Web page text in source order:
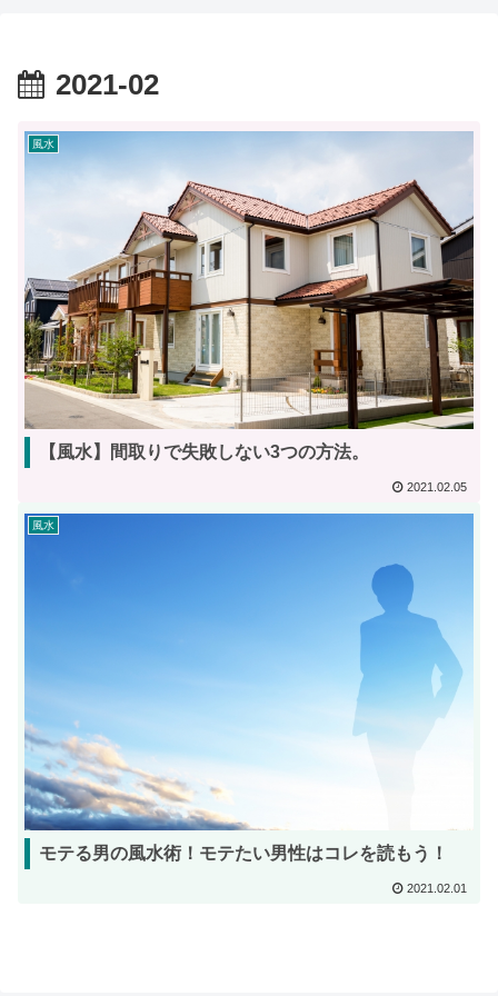
2021-02
風水
【風水】間取りで失敗しない3つの方法。
2021.02.05
風水
モテる男の風水術！モテたい男性はコレを読もう！
2021.02.01